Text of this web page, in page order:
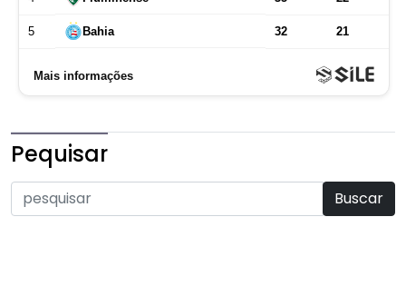
Pequisar